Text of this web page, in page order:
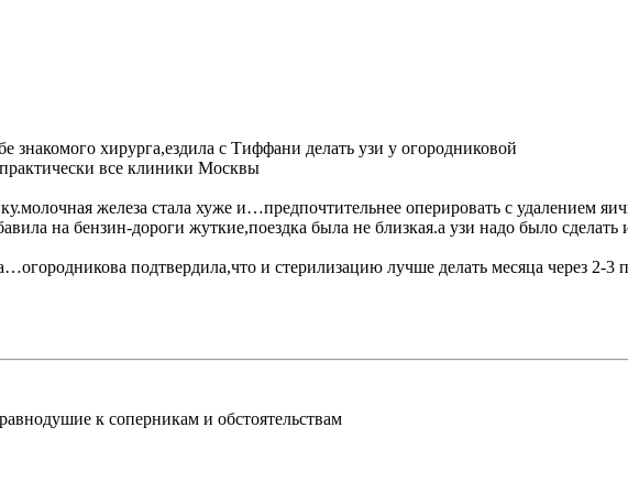
хирурга,ездила с Тиффани делать узи у огородниковой
все клиники Москвы
железа стала хуже и…предпочтительнее оперировать с удалением
на бензин-дороги жуткие,поездка была не близкая.а узи надо было
подтвердила,что и стерилизацию лучше делать месяца через 2-3
к соперникам и обстоятельствам